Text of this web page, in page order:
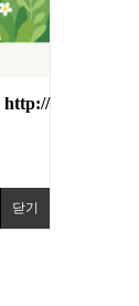
http://
닫기